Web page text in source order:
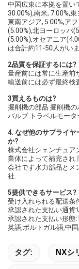
中国広東に本拠を置い
30.00%),南米, 7.00%,
東南アジア, 5.00%,ア
(5.00%),北ヨーロッパ
(5.00%),オセアニア
は合計約11-50人がい
2品質を保証するには?
量産前には常に生産前
輸送前には必ず最終検
3買えるものは?
掘削機の部品 掘削機
バルブ トラベルモータ
4. なぜ他のサプライ
か?
株式会社シェンチュア
業体によって補完され
会社です水力部品とメ
社.
5提供できるサービス?
受け入れられる配送条
承認された支払い通貨
承認された支払い形態
英語,ポルトガル語,中
タグ: NXシ